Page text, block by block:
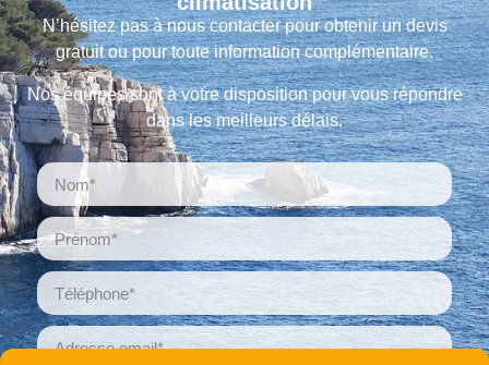
N’hésitez pas à nous contacter pour obtenir un devis
gratuit ou pour toute information complémentaire.
Nos équipes sont à votre disposition pour vous répondre
dans les meilleurs délais.